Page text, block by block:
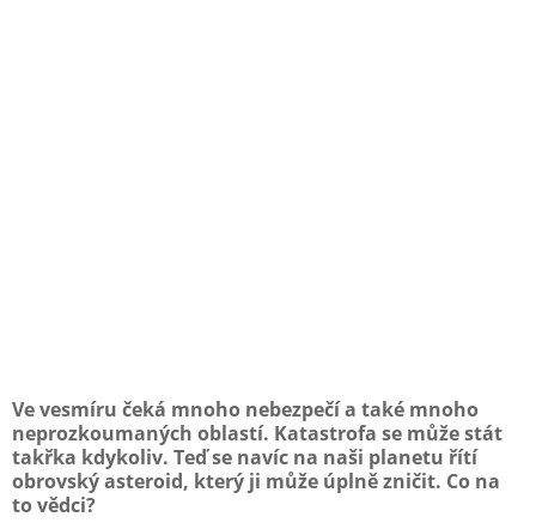
Ve vesmíru čeká mnoho nebezpečí a také mnoho
neprozkoumaných oblastí. Katastrofa se může stát
takřka kdykoliv. Teď se navíc na naši planetu řítí
obrovský asteroid, který ji může úplně zničit. Co na
to vědci?